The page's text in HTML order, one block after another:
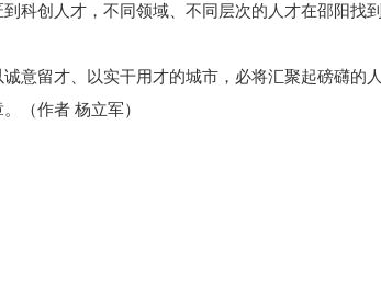
创人才，不同领域、不同层次的人才在邵阳找到
留才、以实干用才的城市，必将汇聚起磅礴的人
（作者 杨立军）